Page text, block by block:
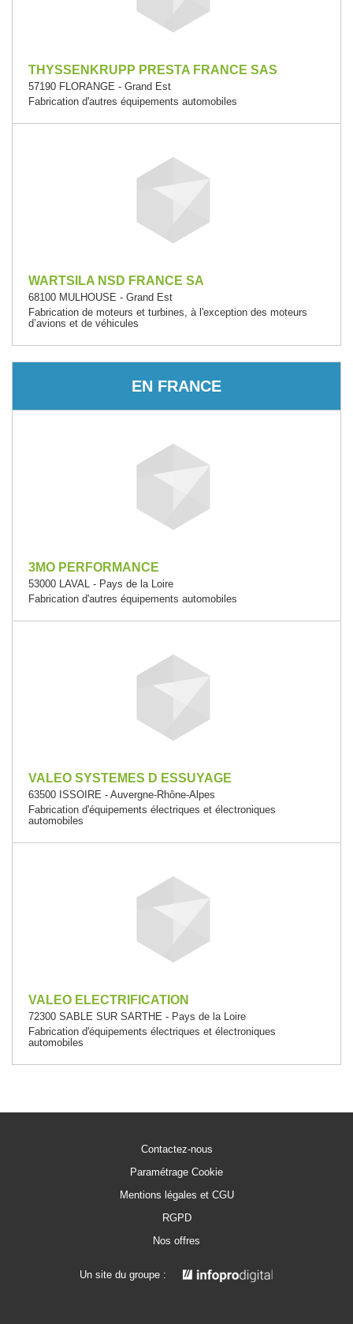
THYSSENKRUPP PRESTA FRANCE SAS
57190 FLORANGE - Grand Est
Fabrication d'autres équipements automobiles
WARTSILA NSD FRANCE SA
68100 MULHOUSE - Grand Est
Fabrication de moteurs et turbines, à l'exception des moteurs
d’avions et de véhicules
EN FRANCE
3MO PERFORMANCE
53000 LAVAL - Pays de la Loire
Fabrication d'autres équipements automobiles
VALEO SYSTEMES D ESSUYAGE
63500 ISSOIRE - Auvergne-Rhône-Alpes
Fabrication d'équipements électriques et électroniques
automobiles
VALEO ELECTRIFICATION
72300 SABLE SUR SARTHE - Pays de la Loire
Fabrication d'équipements électriques et électroniques
automobiles
Contactez-nous
Paramétrage Cookie
Mentions légales et CGU
RGPD
Nos offres
Un site du groupe :